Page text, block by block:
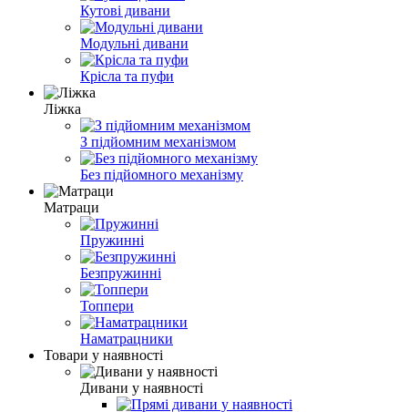
Кутові дивани
Модульні дивани
Крісла та пуфи
Ліжка
З підйомним механізмом
Без підйомного механізму
Матраци
Пружинні
Безпружинні
Топпери
Наматрацники
Товари у наявності
Дивани у наявності